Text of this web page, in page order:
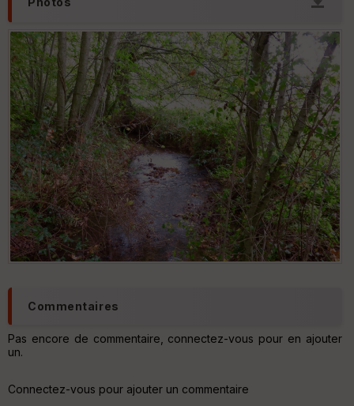
Tr
sp
ar
en
ce
Po
int
illé
s
S
e
n
et
Commentaires
Pas encore de commentaire, connectez-vous pour en ajouter
un.
Connectez-vous pour ajouter un commentaire